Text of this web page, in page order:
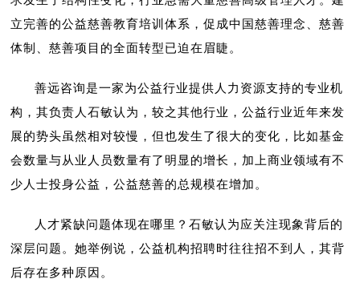
立完善的公益慈善教育培训体系，促成中国慈善理念、慈善
体制、慈善项目的全面转型已迫在眉睫。
善远咨询是一家为公益行业提供人力资源支持的专业机
构，其负责人石敏认为，较之其他行业，公益行业近年来发
展的势头虽然相对较慢，但也发生了很大的变化，比如基金
会数量与从业人员数量有了明显的增长，加上商业领域有不
少人士投身公益，公益慈善的总规模在增加。
人才紧缺问题体现在哪里？石敏认为应关注现象背后的
深层问题。她举例说，公益机构招聘时往往招不到人，其背
后存在多种原因。